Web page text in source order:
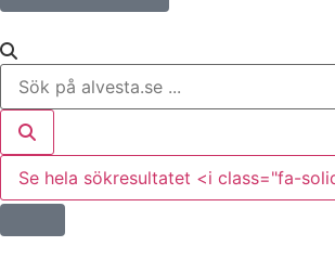
Se hela sökresultatet <i class="fa-